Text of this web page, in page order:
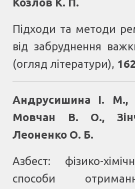
Підходи та методи
від забруднення
(огляд літератури),
Андрусишина І.
Мовчан В. О.,
Леоненко О. Б.
Азбест: фізико-
способи